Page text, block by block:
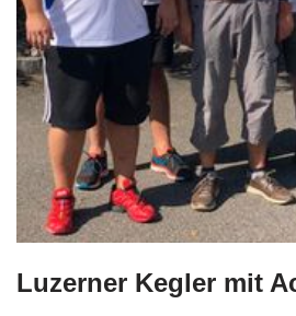
Luzerner Kegler mit